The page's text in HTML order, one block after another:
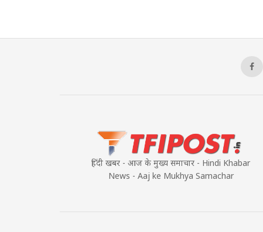
हिंदी खबर - आज के मुख्य समाचार - Hindi Khabar
News - Aaj ke Mukhya Samachar